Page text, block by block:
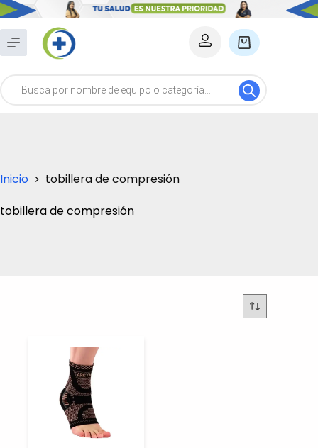
Saltar
al
contenido
Carro
compra
Inicio
tobillera de compresión
tobillera de compresión